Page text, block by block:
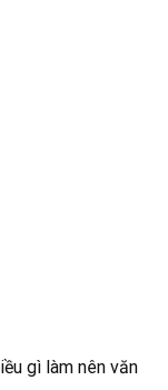
gì làm nên văn